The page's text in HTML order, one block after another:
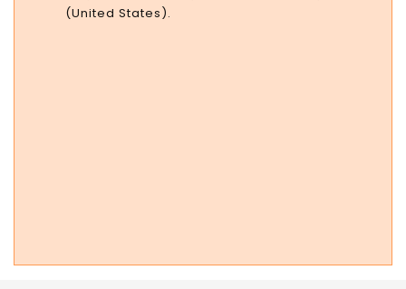
(United States).